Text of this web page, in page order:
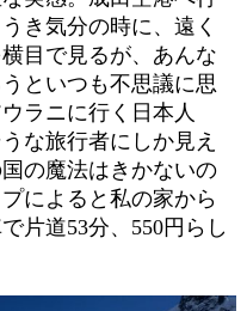
き気分の時に、遠く
目で見るが、あんな
といつも不思議に思
ラニに行く日本人
な旅行者にしか見え
の魔法はきかないの
によると私の家から
片道53分、550円らし